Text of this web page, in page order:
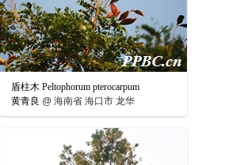
盾柱木 Peltophorum pterocarpum
黄青良 @ 海南省 海口市 龙华